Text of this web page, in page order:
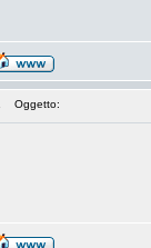
Oggetto: